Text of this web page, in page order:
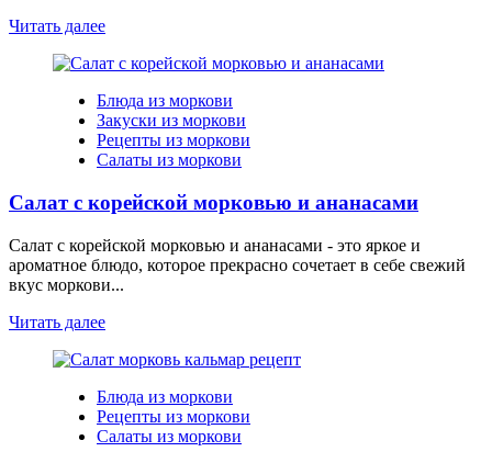
Читать далее
Блюда из моркови
Закуски из моркови
Рецепты из моркови
Салаты из моркови
Салат с корейской морковью и ананасами
Салат с корейской морковью и ананасами - это яркое и
ароматное блюдо, которое прекрасно сочетает в себе свежий
вкус моркови...
Читать далее
Блюда из моркови
Рецепты из моркови
Салаты из моркови